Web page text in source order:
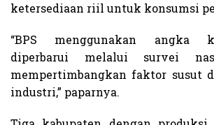
ketersediaan riil untuk konsumsi
“BPS menggunakan angka
diperbarui melalui survei
mempertimbangkan faktor susut
industri,” paparnya.